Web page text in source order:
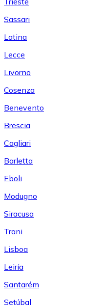
Sassari
Latina
Lecce
Livorno
Cosenza
Benevento
Brescia
Cagliari
Barletta
Eboli
Modugno
Siracusa
Trani
Lisboa
Leiría
Santarém
Setúbal